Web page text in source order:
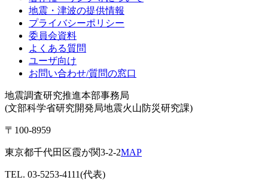
地震・津波の提供情報
プライバシーポリシー
委員会資料
よくある質問
ユーザ向け
お問い合わせ/質問の窓口
地震調査研究推進本部事務局
(文部科学省研究開発局地震火山防災研究課)
〒100-8959
東京都千代田区霞が関3-2-2MAP
TEL. 03-5253-4111(代表)